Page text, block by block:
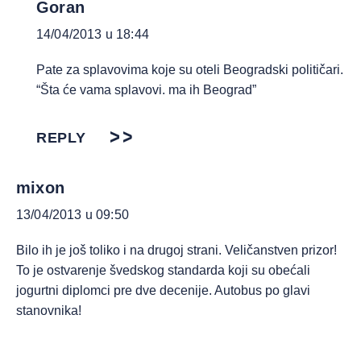
Goran
14/04/2013 u 18:44
Pate za splavovima koje su oteli Beogradski političari.
“Šta će vama splavovi. ma ih Beograd”
REPLY
mixon
13/04/2013 u 09:50
Bilo ih je još toliko i na drugoj strani. Veličanstven prizor!
To je ostvarenje švedskog standarda koji su obećali
jogurtni diplomci pre dve decenije. Autobus po glavi
stanovnika!